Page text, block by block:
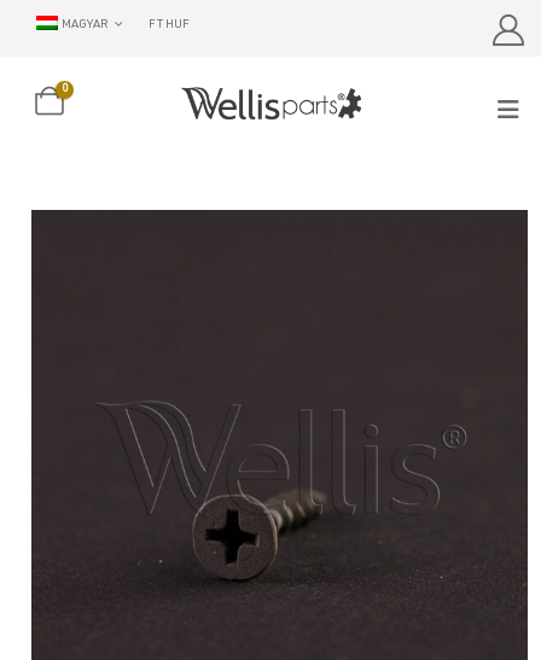
MAGYAR FT HUF
0